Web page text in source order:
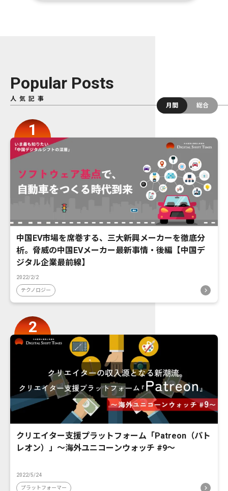
Popular Posts
人気記事
月間
総合
中国EV市場を席巻する、三大新興メーカーを徹底分
析。脅威の中国EVメーカー最新事情・後編【中国デ
ジタル企業最前線】
2022/2/2
テクノロジー
クリエイター支援プラットフォーム「Patreon（パト
レオン）」〜海外ユニコーンウォッチ #9〜
2022/5/24
プラットフォーマー